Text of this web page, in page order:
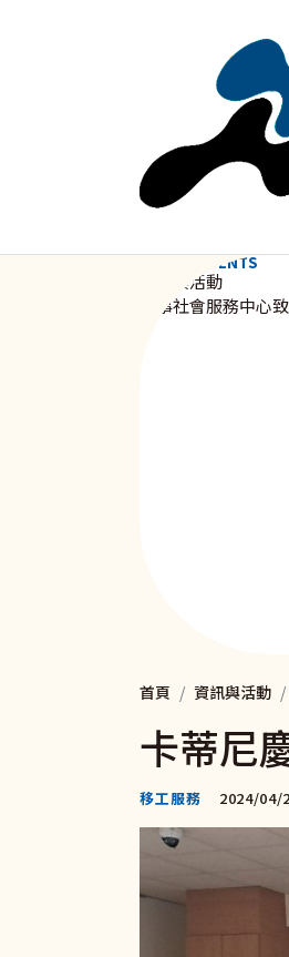
NEWS & EVENTS
資訊與活動
新事社會服務中
首頁 資訊與活動
卡蒂尼
移工服務 2024/04/